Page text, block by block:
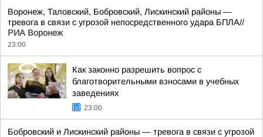
Воронеж, Таловский, Бобровский, Лискинский районы —
тревога в связи с угрозой непосредственного удара БПЛА//
РИА Воронеж
23:00
Как законно разрешить вопрос с
благотворительными взносами в учебных
заведениях
23:00
Бобровский и Лискинский районы — тревога в связи с угрозой